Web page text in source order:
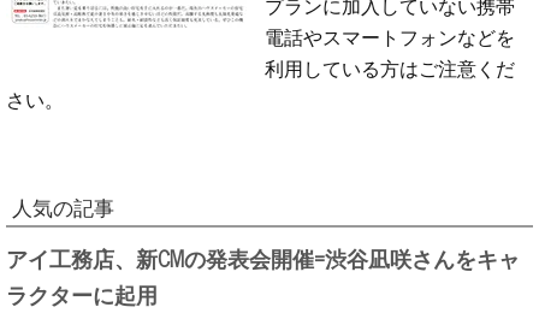
電話やスマートフォンなどを
利用している方はご注意くだ
さい。
人気の記事
アイ工務店、新CMの発表会開催=渋谷凪咲さんをキャ
ラクターに起用